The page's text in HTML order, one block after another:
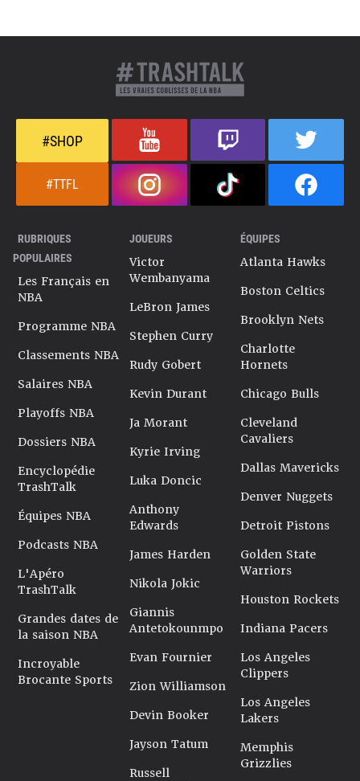
#SHOP
#TTFL
RUBRIQUES
POPULAIRES
Les Français en
NBA
Programme NBA
Classements NBA
Salaires NBA
Playoffs NBA
Dossiers NBA
Encyclopédie
TrashTalk
Équipes NBA
Podcasts NBA
L'Apéro
TrashTalk
Grandes dates de
la saison NBA
Incroyable
Brocante Sports
JOUEURS
Victor
Wembanyama
LeBron James
Stephen Curry
Rudy Gobert
Kevin Durant
Ja Morant
Kyrie Irving
Luka Doncic
Anthony
Edwards
James Harden
Nikola Jokic
Giannis
Antetokounmpo
Evan Fournier
Zion Williamson
Devin Booker
Jayson Tatum
Russell
ÉQUIPES
Atlanta Hawks
Boston Celtics
Brooklyn Nets
Charlotte
Hornets
Chicago Bulls
Cleveland
Cavaliers
Dallas Mavericks
Denver Nuggets
Detroit Pistons
Golden State
Warriors
Houston Rockets
Indiana Pacers
Los Angeles
Clippers
Los Angeles
Lakers
Memphis
Grizzlies